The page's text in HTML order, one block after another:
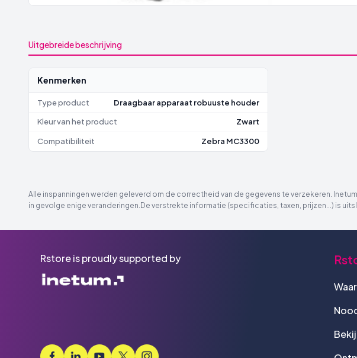
Uitgebreide beschrijving
Kenmerken
Type product Draagbaar apparaat robuuste houder
Kleur van het product Zwart
Compatibiliteit Zebra MC3300
Alle inspanningen werden geleverd om de correctheid van de gegevens te verzekeren.
in gevolge enige veranderingen.De verstrekte informatie (specificaties, taxen, prijzen...) is
Rstore is proudly supported by